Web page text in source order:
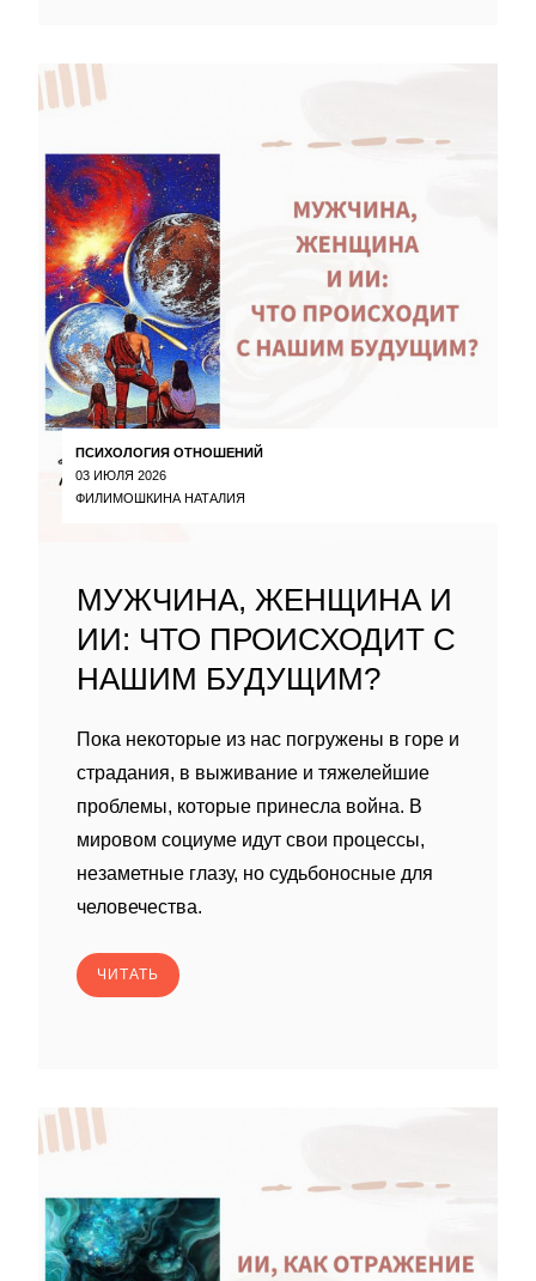
ПСИХОЛОГИЯ ОТНОШЕНИЙ
03 ИЮЛЯ 2026
ФИЛИМОШКИНА НАТАЛИЯ
МУЖЧИНА, ЖЕНЩИНА И
ИИ: ЧТО ПРОИСХОДИТ С
НАШИМ БУДУЩИМ?
Пока некоторые из нас погружены в горе и
страдания, в выживание и тяжелейшие
проблемы, которые принесла война. В
мировом социуме идут свои процессы,
незаметные глазу, но судьбоносные для
человечества.
ЧИТАТЬ